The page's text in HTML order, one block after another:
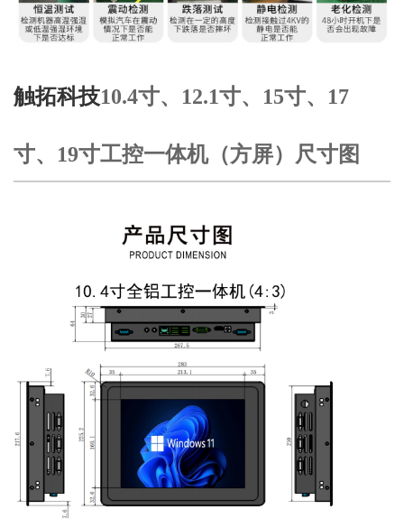
触拓科技10.4寸、12.1寸、15寸、17
寸、19寸工控一体机（方屏）尺寸图